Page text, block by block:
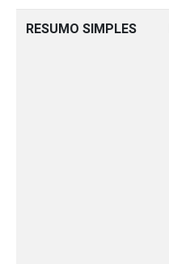
RESUMO SIMPLES